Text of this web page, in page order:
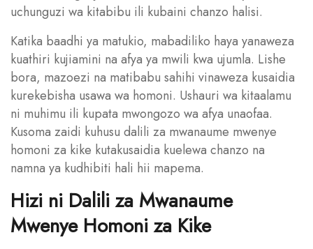
uchunguzi wa kitabibu ili kubaini chanzo halisi.
Katika baadhi ya matukio, mabadiliko haya yanaweza
kuathiri kujiamini na afya ya mwili kwa ujumla. Lishe
bora, mazoezi na matibabu sahihi vinaweza kusaidia
kurekebisha usawa wa homoni. Ushauri wa kitaalamu
ni muhimu ili kupata mwongozo wa afya unaofaa.
Kusoma zaidi kuhusu dalili za mwanaume mwenye
homoni za kike kutakusaidia kuelewa chanzo na
namna ya kudhibiti hali hii mapema.
Hizi ni Dalili za Mwanaume
Mwenye Homoni za Kike